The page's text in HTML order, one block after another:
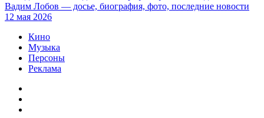
Вадим Лобов — досье, биография, фото, последние новости
12 мая 2026
Кино
Музыка
Персоны
Реклама